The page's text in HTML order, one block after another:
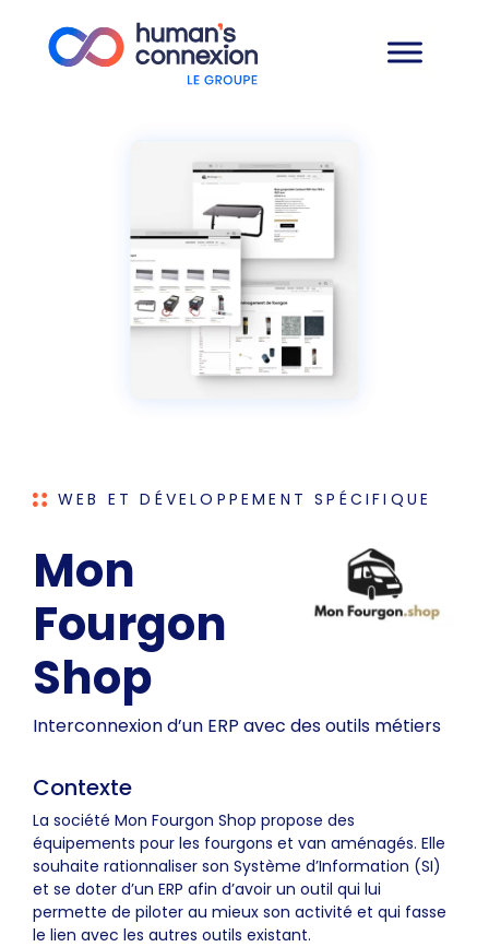
WEB ET DÉVELOPPEMENT SPÉCIFIQUE
Mon
Fourgon
Shop
Interconnexion d’un ERP avec des outils métiers
Contexte
La société Mon Fourgon Shop propose des
équipements pour les fourgons et van aménagés. Elle
souhaite rationnaliser son Système d’Information (SI)
et se doter d’un ERP afin d’avoir un outil qui lui
permette de piloter au mieux son activité et qui fasse
le lien avec les autres outils existant.